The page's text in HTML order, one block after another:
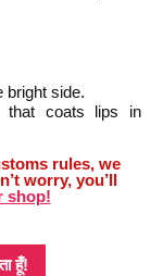
bright side.
that coats lips in
rules, we
worry, you’ll
shop!
हूँ!